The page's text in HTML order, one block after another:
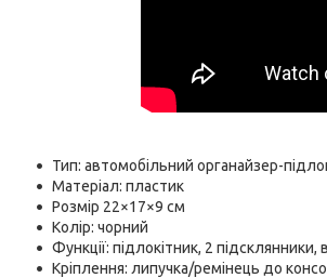
Тип: автомобільний органайзер-
Матеріал: пластик
Розмір 22×17×9 см
Колір: чорний
Функції: підлокітник, 2 підсклянники,
Кріплення: липучка/ремінець до